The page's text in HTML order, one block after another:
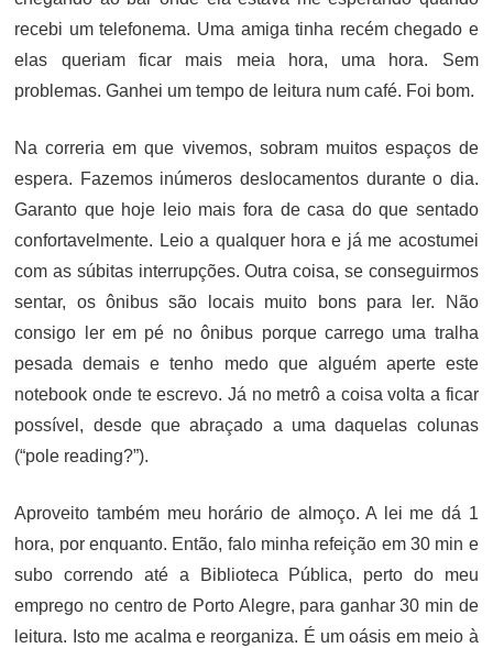
recebi um telefonema. Uma amiga tinha recém chegado e
elas queriam ficar mais meia hora, uma hora. Sem
problemas. Ganhei um tempo de leitura num café. Foi bom.
Na correria em que vivemos, sobram muitos espaços de
espera. Fazemos inúmeros deslocamentos durante o dia.
Garanto que hoje leio mais fora de casa do que sentado
confortavelmente. Leio a qualquer hora e já me acostumei
com as súbitas interrupções. Outra coisa, se conseguirmos
sentar, os ônibus são locais muito bons para ler. Não
consigo ler em pé no ônibus porque carrego uma tralha
pesada demais e tenho medo que alguém aperte este
notebook onde te escrevo. Já no metrô a coisa volta a ficar
possível, desde que abraçado a uma daquelas colunas
(“pole reading?”).
Aproveito também meu horário de almoço. A lei me dá 1
hora, por enquanto. Então, falo minha refeição em 30 min e
subo correndo até a Biblioteca Pública, perto do meu
emprego no centro de Porto Alegre, para ganhar 30 min de
leitura. Isto me acalma e reorganiza. É um oásis em meio à